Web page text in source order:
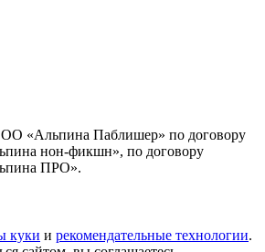
«Альпина Паблишер» по договору
нон-фикшн», по договору
ПРО».
куки и рекомендательные технологии.